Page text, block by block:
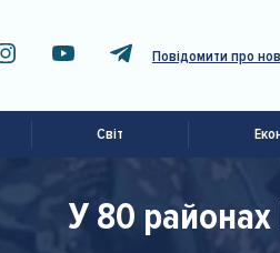
Повідомити про
Світ
У 80 районах